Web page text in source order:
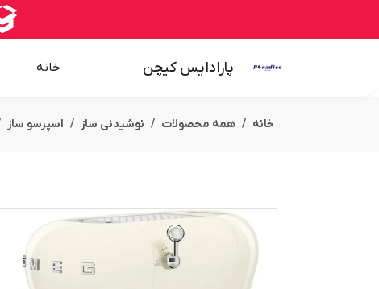
پارادایس کیچن خانه
خانه همه محصولات نوشیدنی ساز اسپرسو ساز